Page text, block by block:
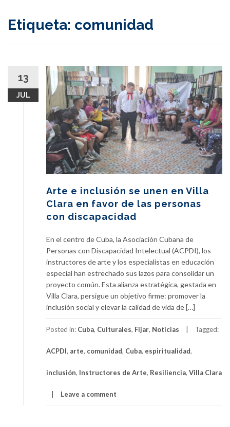
Etiqueta: comunidad
13
JUL
Arte e inclusión se unen en Villa
Clara en favor de las personas
con discapacidad
En el centro de Cuba, la Asociación Cubana de
Personas con Discapacidad Intelectual (ACPDI), los
instructores de arte y los especialistas en educación
especial han estrechado sus lazos para consolidar un
proyecto común. Esta alianza estratégica, gestada en
Villa Clara, persigue un objetivo firme: promover la
inclusión social y elevar la calidad de vida de […]
Posted in: Cuba, Culturales, Fijar, Noticias Tagged:
ACPDI, arte, comunidad, Cuba, espiritualidad,
inclusión, Instructores de Arte, Resiliencia, Villa Clara
Leave a comment